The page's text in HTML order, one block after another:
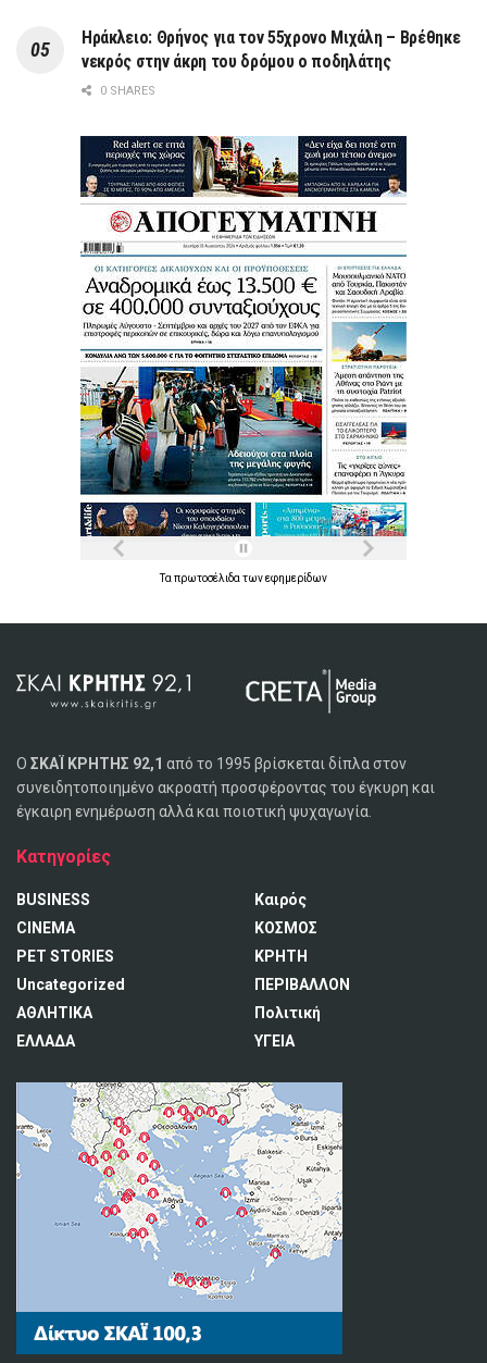
Ηράκλειο: Θρήνος για τον 55χρονο Μιχάλη – Βρέθηκε
νεκρός στην άκρη του δρόμου ο ποδηλάτης
0 SHARES
Τα πρωτοσέλιδα τωνεφημερίδων
Ο ΣΚΑΪ ΚΡΗΤΗΣ 92,1 από το 1995 βρίσκεται δίπλα στον
συνειδητοποιημένο ακροατή προσφέροντας του έγκυρη και
έγκαιρη ενημέρωση αλλά και ποιοτική ψυχαγωγία.
Κατηγορίες
BUSINESS
CINEMA
PET STORIES
Uncategorized
ΑΘΛΗΤΙΚΑ
ΕΛΛΑΔΑ
Καιρός
ΚΟΣΜΟΣ
ΚΡΗΤΗ
ΠΕΡΙΒΑΛΛΟΝ
Πολιτική
ΥΓΕΙΑ